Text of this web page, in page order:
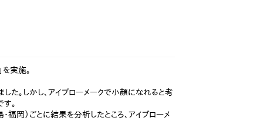
実施。
。しかし、アイブローメークで小顔になれると考
。
福岡）ごとに結果を分析したところ、アイブローメ